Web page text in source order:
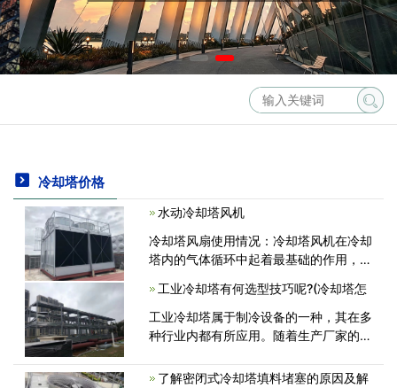
冷却塔价格
水动冷却塔风机
冷却塔风扇使用情况：冷却塔风机在冷却
塔内的气体循环中起着最基础的作用，及
限度地降低塔内温度，从而保证冷却介质
的冷却效果。这也是<
工业冷却塔有何选型技巧呢?(冷却塔怎
工业冷却塔属于制冷设备的一种，其在多
种行业内都有所应用。随着生产厂家的增
多。面对众多的产品，许多消费者不知道
了解密闭式冷却塔填料堵塞的原因及解